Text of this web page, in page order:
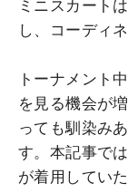
ミニスカート
し、コーディ
トーナメント
を見る機会が
っても馴染み
す。本記事で
が着用していた